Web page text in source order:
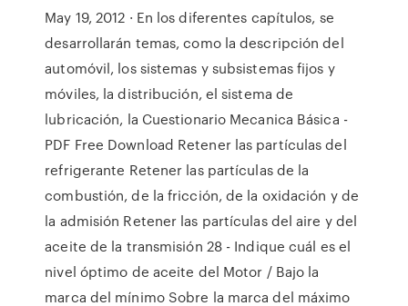
May 19, 2012 · En los diferentes capítulos, se
desarrollarán temas, como la descripción del
automóvil, los sistemas y subsistemas fijos y
móviles, la distribución, el sistema de
lubricación, la Cuestionario Mecanica Básica -
PDF Free Download Retener las partículas del
refrigerante Retener las partículas de la
combustión, de la fricción, de la oxidación y de
la admisión Retener las partículas del aire y del
aceite de la transmisión 28 - Indique cuál es el
nivel óptimo de aceite del Motor / Bajo la
marca del mínimo Sobre la marca del máximo